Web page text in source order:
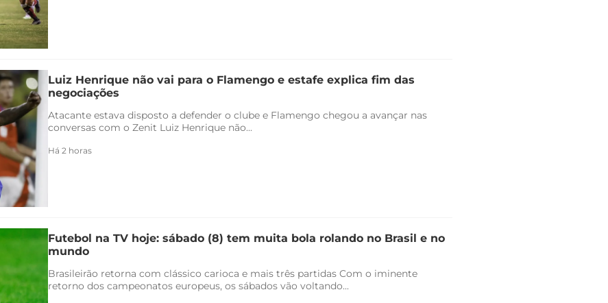
Luiz Henrique não vai para o Flamengo e estafe explica fim das
negociações
Atacante estava disposto a defender o clube e Flamengo chegou a avançar nas
conversas com o Zenit Luiz Henrique não...
Há 2 horas
Futebol na TV hoje: sábado (8) tem muita bola rolando no Brasil e no
mundo
Brasileirão retorna com clássico carioca e mais três partidas Com o iminente
retorno dos campeonatos europeus, os sábados vão voltando...